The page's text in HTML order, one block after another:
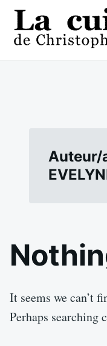
Skip
content
Search
for:
Auteur/
It seems we can’t
Perhaps searching